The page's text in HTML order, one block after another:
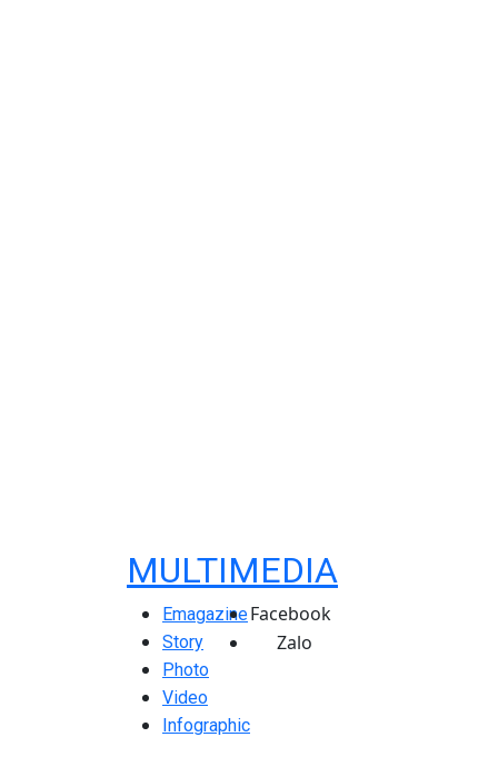
MULTIMEDIA
Emagazine
Story
Photo
Video
Infographic
Facebook
Zalo